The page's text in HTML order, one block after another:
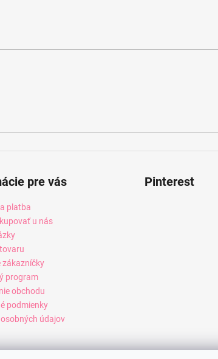
pre vás
platba
u nás
zákazníčky
program
obchodu
podmienky
údajov
Pinterest